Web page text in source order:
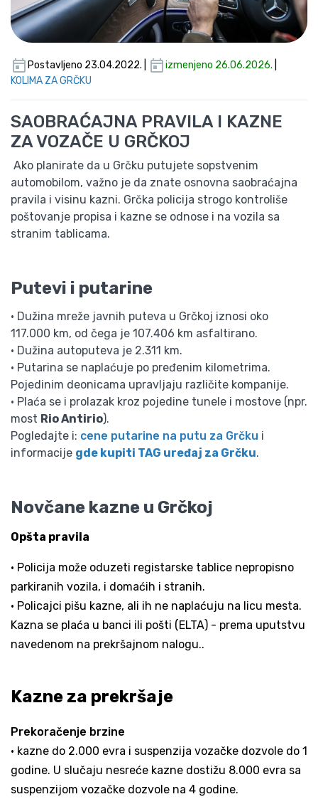
Postavljeno 23.04.2022. | izmenjeno 26.06.2026.
KOLIMA ZA GRČKU
SAOBRAĆAJNA PRAVILA I KAZNE
ZA VOZAČE U GRČKOJ
Ako planirate da u Grčku putujete sopstvenim
automobilom, važno je da znate osnovna saobraćajna
pravila i visinu kazni. Grčka policija strogo kontroliše
poštovanje propisa i kazne se odnose i na vozila sa
stranim tablicama.
Putevi i putarine
• Dužina mreže javnih puteva u Grčkoj iznosi oko
117.000 km, od čega je 107.406 km asfaltirano.
• Dužina autoputeva je 2.311 km.
• Putarina se naplaćuje po pređenim kilometrima.
Pojedinim deonicama upravljaju različite kompanije.
• Plaća se i prolazak kroz pojedine tunele i mostove (npr.
most Rio Antirio).
Pogledajte i: cene putarine na putu za Grčku i
informacije gde kupiti TAG uređaj za Grčku.
Novčane kazne u Grčkoj
Opšta pravila
• Policija može oduzeti registarske tablice nepropisno
parkiranih vozila, i domaćih i stranih.
• Policajci pišu kazne, ali ih ne naplaćuju na licu mesta.
Kazna se plaća u banci ili pošti (ELTA) - prema uputstvu
navedenom na prekršajnom nalogu..
Kazne za prekršaje
Prekoračenje brzine
• kazne do 2.000 evra i suspenzija vozačke dozvole do 1
godine. U slučaju nesreće kazne dostižu 8.000 evra sa
suspenzijom vozačke dozvole na 4 godine.